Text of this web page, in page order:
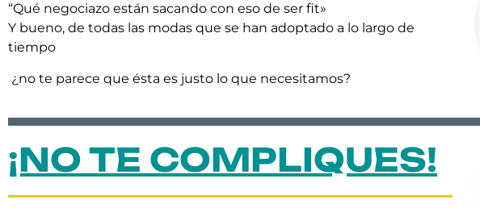
“Qué negociazo están sacando con eso de ser fit»
Y bueno, de todas las modas que se han adoptado a lo largo de
tiempo
¿no te parece que ésta es justo lo que necesitamos?
¡NO TE COMPLIQUES!